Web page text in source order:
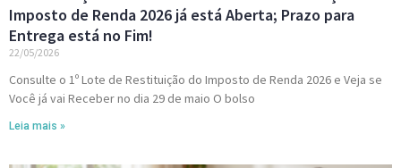
Imposto de Renda 2026 já está Aberta; Prazo para
Entrega está no Fim!
22/05/2026
Consulte o 1º Lote de Restituição do Imposto de Renda 2026 e Veja se
Você já vai Receber no dia 29 de maio O bolso
Leia mais »